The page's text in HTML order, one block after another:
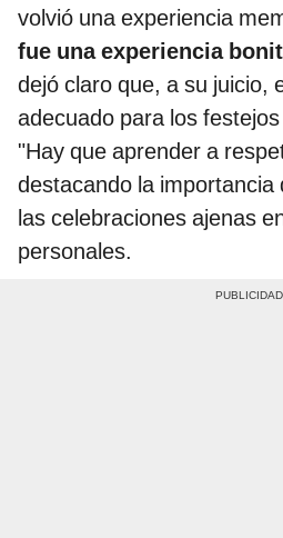
volvió una experiencia
fue una experiencia
dejó claro que, a su juicio,
adecuado para los
"Hay que aprender a
destacando la importancia
las celebraciones ajenas
personales.